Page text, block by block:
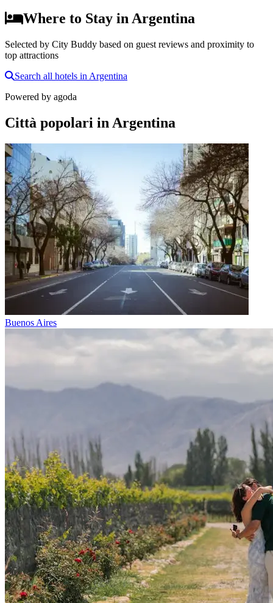
Where to Stay in Argentina
Selected by City Buddy based on guest reviews and proximity to
top attractions
Search all hotels in Argentina
Powered by agoda
Città popolari in Argentina
Buenos Aires